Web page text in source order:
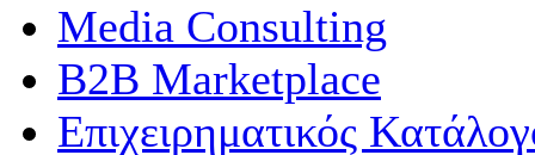
Media Consulting
B2B Marketplace
Επιχειρηματικός